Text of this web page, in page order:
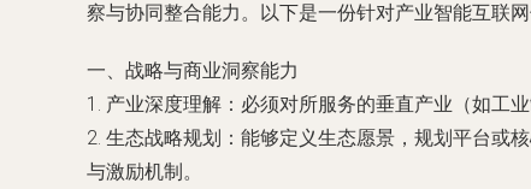
察与协同整合能力。以下是一份针对产业智能互联
一、战略与商业洞察能力
1. 产业深度理解 ：必须对所服务的垂直产业（如工
2. 生态战略规划 ：能够定义生态愿景，规划平台或
与激励机制。